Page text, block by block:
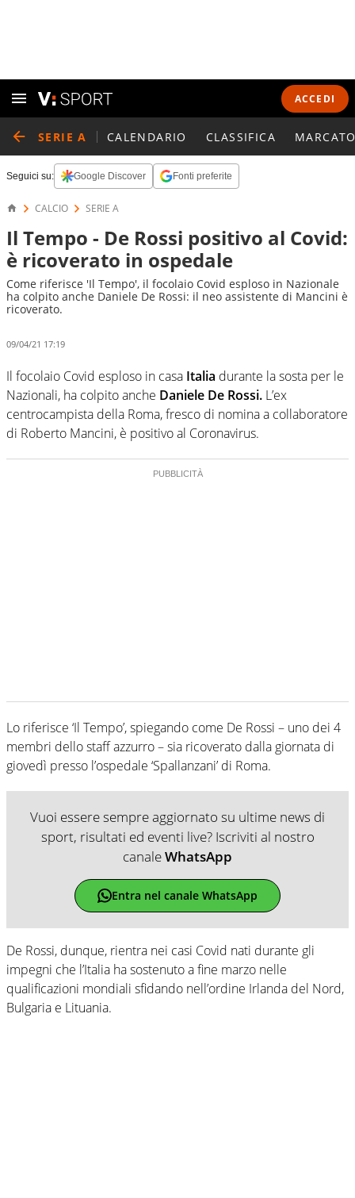
ACCEDI
SERIE A CALENDARIO CLASSIFICA
Seguici su: Google Discover Fonti preferite
CALCIO SERIE A
Il Tempo - De Rossi positivo al Covid:
è ricoverato in ospedale
Come riferisce 'Il Tempo', il focolaio Covid esploso in Nazionale
ha colpito anche Daniele De Rossi: il neo assistente di Mancini è
ricoverato.
09/04/21 17:19
Il focolaio Covid esploso in casa Italia durante la sosta per le
Nazionali, ha colpito anche Daniele De Rossi. L’ex
centrocampista della Roma, fresco di nomina a collaboratore
di Roberto Mancini, è positivo al Coronavirus.
Lo riferisce ‘Il Tempo’, spiegando come De Rossi – uno dei 4
membri dello staff azzurro – sia ricoverato dalla giornata di
giovedì presso l’ospedale ‘Spallanzani’ di Roma.
Vuoi essere sempre aggiornato su ultime news di
sport, risultati ed eventi live? Iscriviti al nostro
canaleWhatsApp
Entra nel canale WhatsApp
De Rossi, dunque, rientra nei casi Covid nati durante gli
impegni che l’Italia ha sostenuto a fine marzo nelle
qualificazioni mondiali sfidando nell’ordine Irlanda del Nord,
Bulgaria e Lituania.